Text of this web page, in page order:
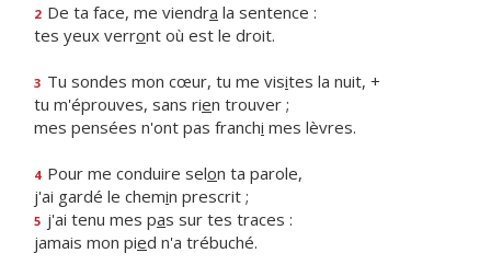
2 De ta face, me viendra la sentence :
tes yeux verront où est le droit.
3 Tu sondes mon cœur, tu me visites la nuit, +
tu m'éprouves, sans rien trouver ;
mes pensées n'ont pas franchi mes lèvres.
4 Pour me conduire selon ta parole,
j'ai gardé le chemin prescrit ;
5 j'ai tenu mes pas sur tes traces :
jamais mon pied n'a trébuché.